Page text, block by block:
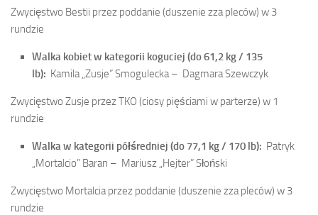
Zwycięstwo Bestii przez poddanie (duszenie zza pleców) w 3
rundzie
Walka kobiet w kategorii koguciej (do 61,2 kg / 135
lb): Kamila „Zusje” Smogulecka – Dagmara Szewczyk
Zwycięstwo Zusje przez TKO (ciosy pięściami w parterze) w 1
rundzie
Walka w kategorii półśredniej (do 77,1 kg / 170 lb): Patryk
„Mortalcio” Baran – Mariusz „Hejter” Słoński
Zwycięstwo Mortalcia przez poddanie (duszenie zza pleców) w 3
rundzie